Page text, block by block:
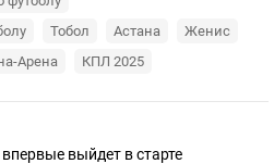
Тобол Астана
Женис
Арена КПЛ 2025
выйдет в старте